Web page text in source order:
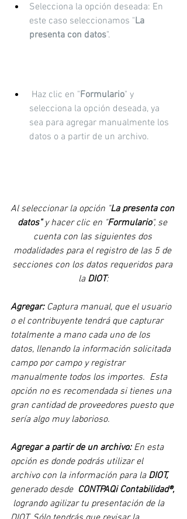
Selecciona la opción deseada: En
este caso seleccionamos "La
presenta con datos".
Haz clic en "Formulario" y
selecciona la opción deseada, ya
sea para agregar manualmente los
datos o a partir de un archivo.
Al seleccionar la opción "La presenta con
datos" y hacer clic en "Formulario", se
cuenta con las siguientes dos
modalidades para el registro de las 5 de
secciones con los datos requeridos para
la DIOT:
Agregar: Captura manual, que el usuario
o el contribuyente tendrá que capturar
totalmente a mano cada uno de los
datos, llenando la información solicitada
campo por campo y registrar
manualmente todos los importes.  Esta
opción no es recomendada si tienes una
gran cantidad de proveedores puesto que
sería algo muy laborioso.
Agregar a partir de un archivo: En esta
opción es donde podrás utilizar el
archivo con la información para la DIOT,
generado desde CONTPAQi Contabilidad®,
logrando agilizar tu presentación de la